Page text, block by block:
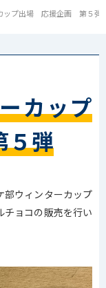
ップ出場 応援企画 第５弾
カップ
弾
部ウィンターカップ
チョコの販売を行い